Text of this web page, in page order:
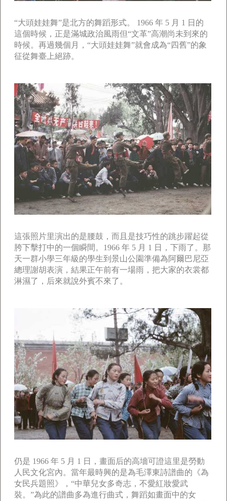
“大頭娃娃舞”是北方的舞蹈形式。 1966 年 5 月 1 日的
這個時候，正是滿城政治風雨但“文革”高潮尚未到來的
時候。再過幾個月，“大頭娃娃舞”就會成為“四舊”的象
征從舞臺上絕跡。
這張照片里演出的是腰鼓，而且是技巧性的跳步躍起從
胯下擊打中的一個瞬間。1966 年 5 月 1 日，下雨了。那
天一群小學三年級的學生到景山公園準備為阿爾巴尼亞
總理謝胡表演，結果正午前有一場雨，把大家的衣裳都
淋濕了，后來就說外賓不來了。
仍是 1966 年 5 月 1 日，畫面后的高墻可證這里是勞動
人民文化宮內。當年最時興的是為毛澤東詩譜曲的《為
女民兵題照》，“中華兒女多奇志，不愛紅妝愛武
裝。”為此的譜曲多為進行曲式，舞蹈如畫面中的女